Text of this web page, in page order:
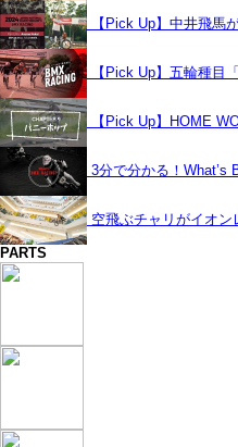
【Pick Up】中井飛
【Pick Up】五輪種
【Pick Up】HOME
3分で分かる！
空飛ぶチャリがイオ
PARTS